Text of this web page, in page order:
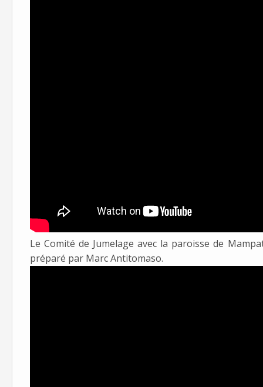
Le Comité de Jumelage avec la paroisse de
préparé par Marc Antitomaso.